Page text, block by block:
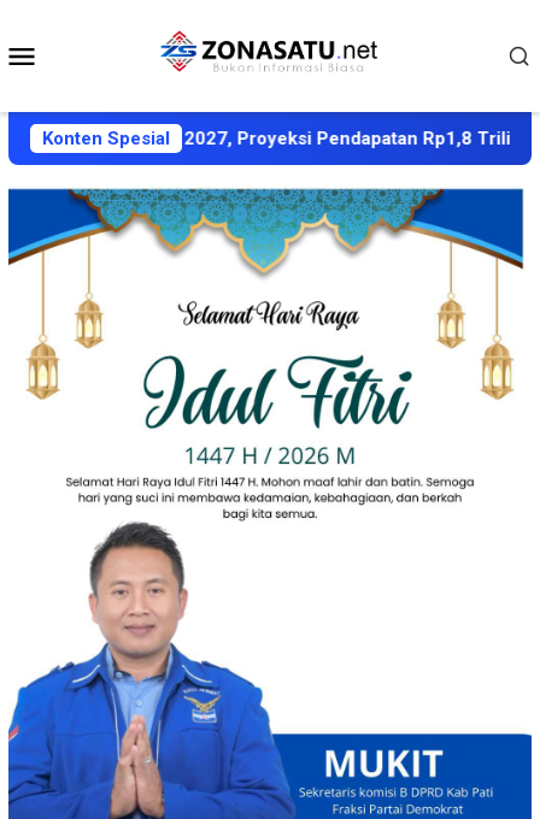
konten
Konten Spesial
APBD 2027, Proyeksi Pendapatan Rp1,8 Triliun